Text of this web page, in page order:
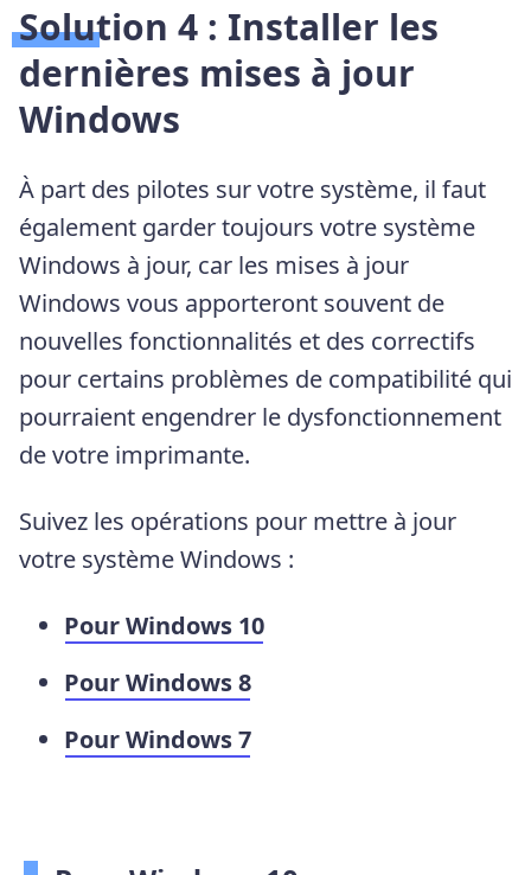
Solution 4 : Installer les
dernières mises à jour
Windows
À part des pilotes sur votre système, il faut
également garder toujours votre système
Windows à jour, car les mises à jour
Windows vous apporteront souvent de
nouvelles fonctionnalités et des correctifs
pour certains problèmes de compatibilité qui
pourraient engendrer le dysfonctionnement
de votre imprimante.
Suivez les opérations pour mettre à jour
votre système Windows :
Pour Windows 10
Pour Windows 8
Pour Windows 7